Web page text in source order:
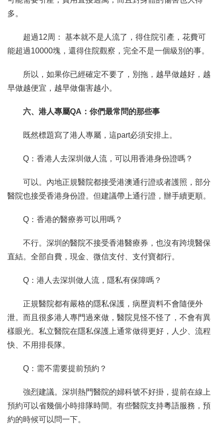
多。
超過12周： 基本就不是人流了，得住院引產，花費可
能超過10000塊，還得住院觀察，完全不是一個級別的事。
所以，如果你已經確定不要了，別拖，越早做越好，越
早做越便宜，越早做傷害越小。
六、港人專屬QA：你們最常問的那些事
既然標題寫了港人專屬，這part必須安排上。
Q：香港人去深圳做人流，可以用香港身份證嗎？
可以。內地正規醫院都接受港澳通行證或者護照，部分
醫院也接受香港身份證。但建議帶上通行證，辦手續更順。
Q：香港的醫療券可以用嗎？
不行。深圳的醫院不接受香港醫療券，也沒有跨境醫保
直結。全部自費，現金、微信支付、支付寶都行。
Q：港人去深圳做人流，隱私有保障嗎？
正規醫院都有嚴格的隱私保護，病歷資料不會隨便外
泄。而且很多港人專門過來做，醫院見怪不怪了，不會有異
樣眼光。私立醫院在隱私保護上通常做得更好，人少、流程
快、不用排長隊。
Q：需不需要提前預約？
強烈建議。深圳熱門醫院的婦科號不好掛，提前在線上
預約可以省幾個小時排隊時間。有些醫院支持粵語服務，預
約的時候可以問一下。